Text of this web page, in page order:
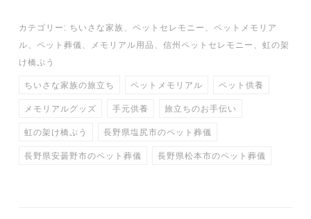
カテゴリー: ちいさな家族 ペットセレモニー
ペットメモリア
ル
ペット葬儀 メモリアル用品 信州ペットセレモニー
虹の架
け橋ぷう
ちいさな家族の旅立ち ペットメモリアル ペット供養
メモリアルグッズ 手元供養 旅立ちのお手伝い
虹の架け橋ぷう 長野県塩尻市のペット葬儀
長野県安曇野市のペット葬儀 長野県松本市のペット葬儀